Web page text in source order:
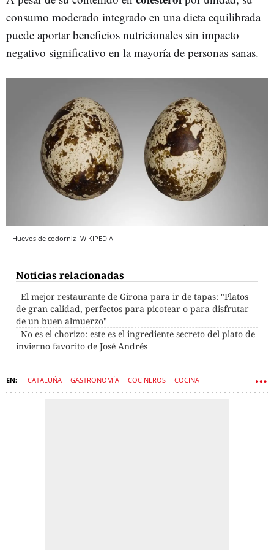
consumo moderado integrado en una dieta equilibrada
puede aportar beneficios nutricionales sin impacto
negativo significativo en la mayoría de personas sanas.
Huevos de codorniz WIKIPEDIA
Noticias relacionadas
El mejor restaurante de Girona para ir de tapas: "Platos
de gran calidad, perfectos para picotear o para disfrutar
de un buen almuerzo"
No es el chorizo: este es el ingrediente secreto del plato de
invierno favorito de José Andrés
CATALUÑA GASTRONOMÍA COCINEROS COCINA